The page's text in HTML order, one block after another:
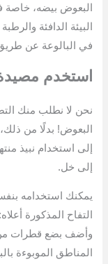
البعوض بيضه، خاصة
البيئة الدافئة
في البالوعة عن
استخدم مصيدة
نحن لا نطلب منك
البعوض! بدلًا من
إلى استخدام نبيذ
إلى خل.
يمكنك استخدامه
التفاح المذكورة
وأضف بضع قطرات من
المناطق الموبوءة